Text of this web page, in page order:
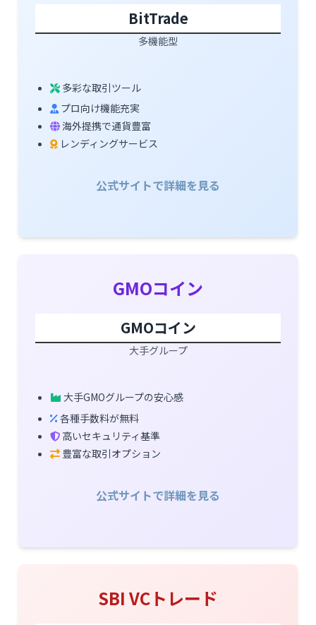
BitTrade
多機能型
多彩な取引ツール
プロ向け機能充実
海外提携で通貨豊富
レンディングサービス
公式サイトで詳細を見る
GMOコイン
GMOコイン
大手グループ
大手GMOグループの安心感
各種手数料が無料
高いセキュリティ基準
豊富な取引オプション
公式サイトで詳細を見る
SBI VCトレード